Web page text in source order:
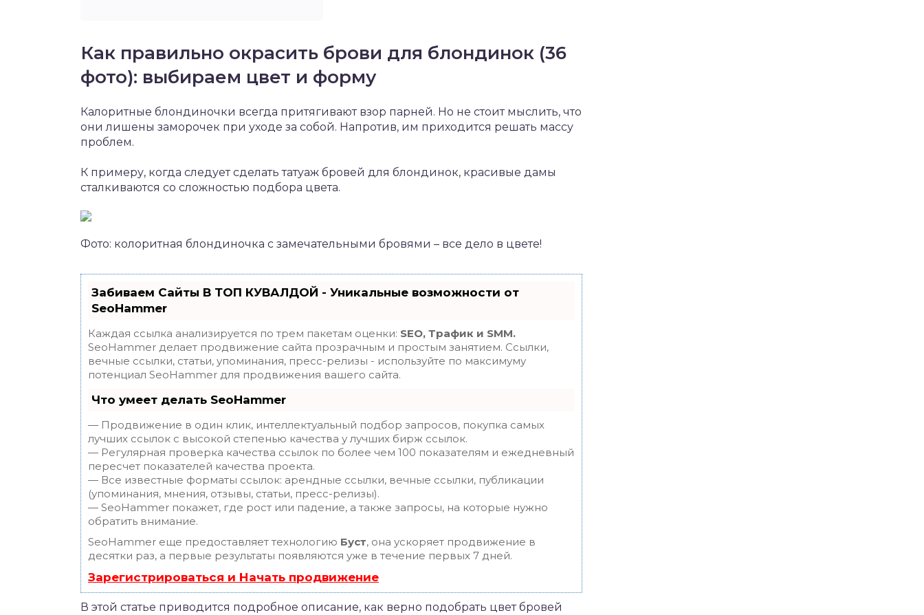
Как правильно окрасить брови для блондинок (36
фото): выбираем цвет и форму
Калоритные блондиночки всегда притягивают взор парней. Но не стоит мыслить, что
они лишены заморочек при уходе за собой. Напротив, им приходится решать массу
проблем.
К примеру, когда следует сделать татуаж бровей для блондинок, красивые дамы
сталкиваются со сложностью подбора цвета.
Фото: колоритная блондиночка с замечательными бровями – все дело в цвете!
Забиваем Сайты В ТОП КУВАЛДОЙ - Уникальные возможности от
SeoHammer
Каждая ссылка анализируется по трем пакетам оценки: SEO, Трафик и SMM.
SeoHammer делает продвижение сайта прозрачным и простым занятием. Ссылки,
вечные ссылки, статьи, упоминания, пресс-релизы - используйте по максимуму
потенциал SeoHammer для продвижения вашего сайта.
Что умеет делать SeoHammer
— Продвижение в один клик, интеллектуальный подбор запросов, покупка самых
лучших ссылок с высокой степенью качества у лучших бирж ссылок.
— Регулярная проверка качества ссылок по более чем 100 показателям и ежедневный
пересчет показателей качества проекта.
— Все известные форматы ссылок: арендные ссылки, вечные ссылки, публикации
(упоминания, мнения, отзывы, статьи, пресс-релизы).
— SeoHammer покажет, где рост или падение, а также запросы, на которые нужно
обратить внимание.
SeoHammer еще предоставляет технологию Буст, она ускоряет продвижение в
десятки раз, а первые результаты появляются уже в течение первых 7 дней.
Зарегистрироваться и Начать продвижение
В этой статье приводится подробное описание, как верно подобрать цвет бровей